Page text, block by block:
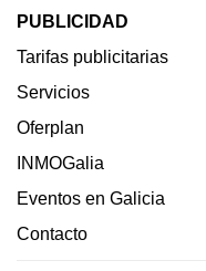
PUBLICIDAD
Tarifas publicitarias
Servicios
Oferplan
INMOGalia
Eventos en Galicia
Contacto